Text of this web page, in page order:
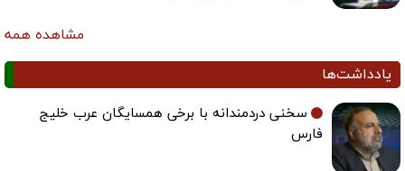
مشاهده همه
یادداشت‌ها
سخنی دردمندانه با برخی همسایگان عرب خلیج
فارس